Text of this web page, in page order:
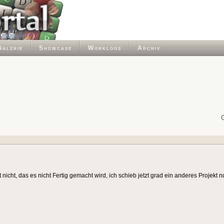
Showcase Worklogs Archiv
das es nicht Fertig gemacht wird, ich schieb jetzt grad ein anderes Projekt